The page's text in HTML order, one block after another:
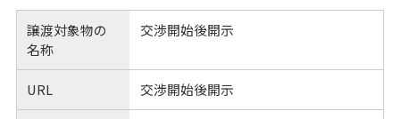
譲渡対象物の
名称
交渉開始後開示
URL 交渉開始後開示